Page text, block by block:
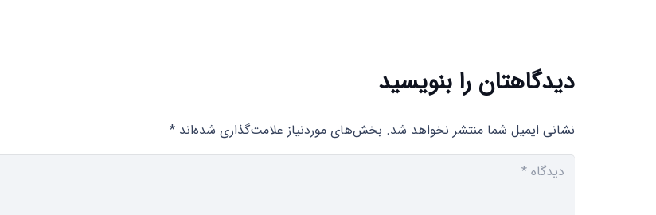
دیدگاهتان را بنویسید
نشانی ایمیل شما منتشر نخواهد شد. بخش‌های موردنیاز علامت‌گذاری شده‌اند *